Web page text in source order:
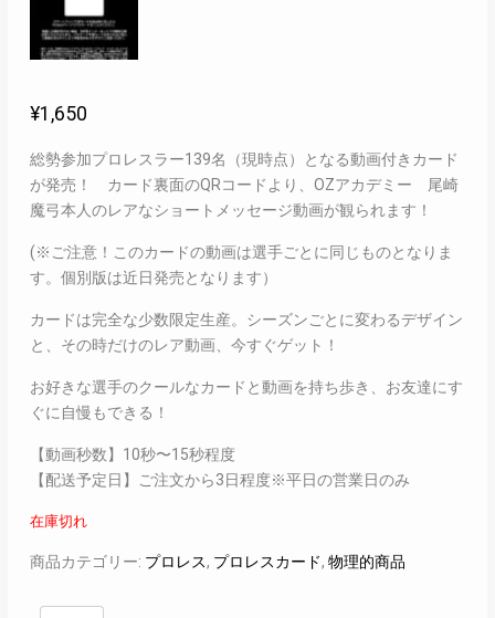
¥1,650
総勢参加プロレスラー139名（現時点）となる動画付きカード
が発売！ カード裏面のQRコードより、OZアカデミー 尾崎
魔弓本人のレアなショートメッセージ動画が観られます！
(※ご注意！このカードの動画は選手ごとに同じものとなりま
す。個別版は近日発売となります）
カードは完全な少数限定生産。シーズンごとに変わるデザイン
と、その時だけのレア動画、今すぐゲット！
お好きな選手のクールなカードと動画を持ち歩き、お友達にす
ぐに自慢もできる！
【動画秒数】10秒〜15秒程度
【配送予定日】ご注文から3日程度※平日の営業日のみ
在庫切れ
商品カテゴリー: プロレス, プロレスカード, 物理的商品